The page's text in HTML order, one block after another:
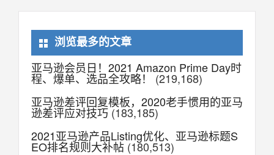
浏览最多的文章
亚马逊会员日！2021 Amazon Prime Day时
程、爆单、选品全攻略！
(219,168)
亚马逊差评回复模板，2020老手惯用的亚马
逊差评应对技巧(183,185)
2021亚马逊产品Listing优化、亚马逊标题S
EO排名规则大补帖 (180,513)